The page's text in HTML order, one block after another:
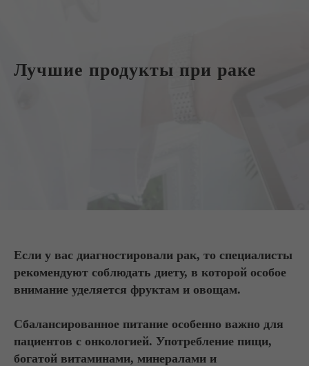
Лучшие продукты при раке
Если у вас диагностировали рак, то специалисты
рекомендуют соблюдать диету, в которой особое
внимание уделяется фруктам и овощам.
Сбалансированное питание особенно важно для
пациентов с онкологией. Употребление пищи,
богатой витаминами, минералами и